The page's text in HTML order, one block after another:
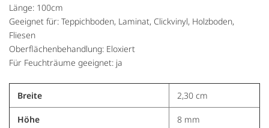
Länge: 100cm
Geeignet für: Teppichboden, Laminat, Clickvinyl, Holzboden,
Fliesen
Oberflächenbehandlung: Eloxiert
Für Feuchträume geeignet: ja
Breite 2,30 cm
Höhe 8 mm